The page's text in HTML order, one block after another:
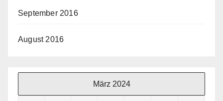
September 2016
August 2016
März 2024